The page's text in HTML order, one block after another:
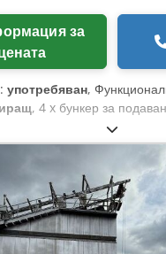
употребяван,
, 4 x бункер за
конвейер -
инсталация,